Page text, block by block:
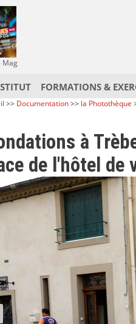
Mag
FORMATIONS &
>> Documentation>> la Photothèque
à
de l'hôtel de